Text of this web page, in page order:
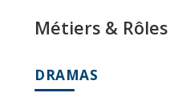
Métiers & Rôles
DRAMAS